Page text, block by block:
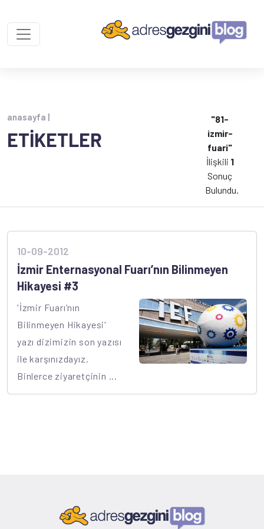
anasayfa |
ETİKETLER
"81-
izmir-
fuari"
İlişkili 1
Sonuç
Bulundu.
10-09-2012
İzmir Enternasyonal Fuarı’nın Bilinmeyen
Hikayesi #3
'İzmir Fuarı’nın
Bilinmeyen Hikayesi'
yazı dizimizin son yazısı
ile karşınızdayız.
Binlerce ziyaretçinin ...